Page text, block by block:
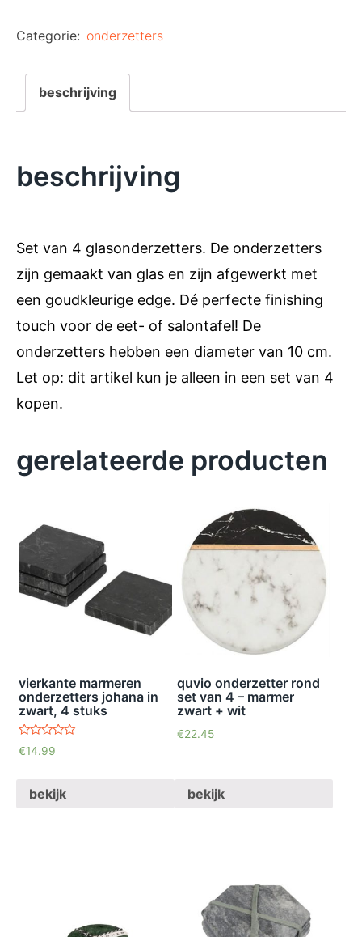
Categorie: onderzetters
beschrijving
beschrijving
Set van 4 glasonderzetters. De onderzetters
zijn gemaakt van glas en zijn afgewerkt met
een goudkleurige edge. Dé perfecte finishing
touch voor de eet- of salontafel! De
onderzetters hebben een diameter van 10 cm.
Let op: dit artikel kun je alleen in een set van 4
kopen.
gerelateerde producten
vierkante marmeren
onderzetters johana in
zwart, 4 stuks
waardering
4.86
€14.99
bekijk
quvio onderzetter rond
set van 4 – marmer
zwart + wit
€22.45
bekijk